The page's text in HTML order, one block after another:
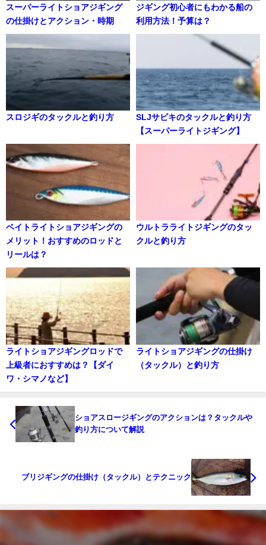
スーパーライトショアジギング
の仕掛けとアクション・時期
ジギング初心者にもわかる船の
利用方法！予算は？
スロジギのタックルと釣り方
SLJサビキのタックルと釣り方
【スーパーライトジギング】
ベイトライトショアジギングの
メリット！おすすめのロッドと
リールは？
ウルトラライトジギングのタッ
クルと釣り方
ライトショアジギングロッドで
上級者におすすめは？【ダイ
ワ・シマノなど】
ライトショアジギングの仕掛け
（タックル）と釣り方
ショアスロージギングのアクションは？タックルや
釣り方について解説
ブリジギングの仕掛け（タックル）とテクニック